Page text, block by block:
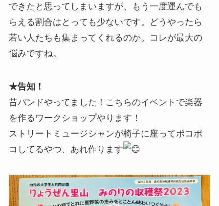
できたと思ってしまいますが、もう一度運んでも
らえる割合はとっても少ないです。どうやったら
若い人たちも集まってくれるのか。コレが最大の
悩みですね。
★告知！
昔バンドやってました！こちらのイベントで楽器
を作るワークショップやります！
ストリートミュージシャンが椅子に座ってポコポ
コしてるやつ、あれ作ります